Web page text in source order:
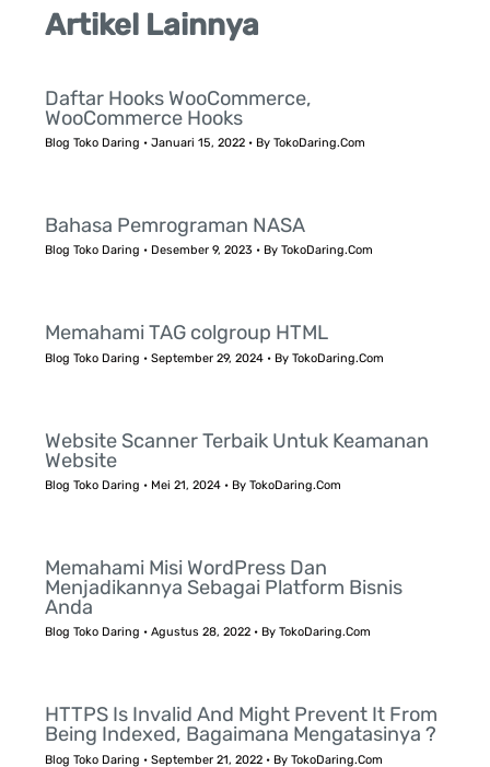
Artikel Lainnya
Daftar Hooks WooCommerce,
WooCommerce Hooks
Blog Toko Daring •Januari 15, 2022 • ByTokoDaring.Com
Bahasa Pemrograman NASA
Blog Toko Daring • Desember 9, 2023 • ByTokoDaring.Com
Memahami TAG colgroup HTML
Blog Toko Daring •September 29, 2024 • ByTokoDaring.Com
Website Scanner Terbaik Untuk Keamanan
Website
Blog Toko Daring • Mei 21, 2024 • ByTokoDaring.Com
Memahami Misi WordPress Dan
Menjadikannya Sebagai Platform Bisnis
Anda
Blog Toko Daring •Agustus 28, 2022 • ByTokoDaring.Com
HTTPS Is Invalid And Might Prevent It From
Being Indexed, Bagaimana Mengatasinya ?
Blog Toko Daring •September 21, 2022 • ByTokoDaring.Com